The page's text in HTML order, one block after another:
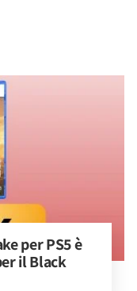
per PS5 è
il Black